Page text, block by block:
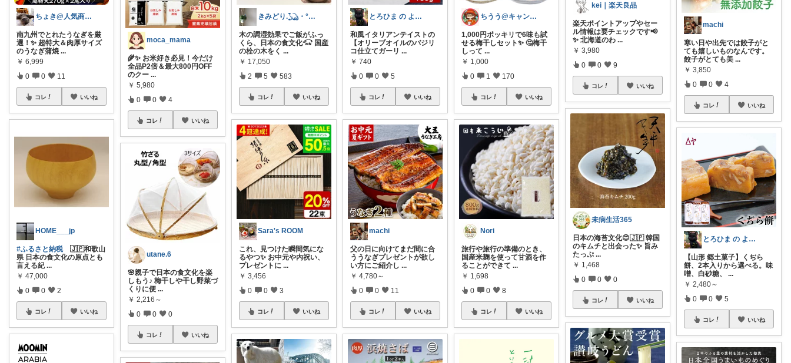
ちょき@人気商品紹介いつも購入ありがとう
南九州でとれたうなぎを厳
選！✨ 超特大＆肉厚サイズ
のうなぎ蒲焼 ...
￥ 6,999
0 0 11
コレ いいね
HOME___jp
#ふるさと納税🇯🇵和歌山
県 日本の食文化の原点とも
言える紀 ...
￥ 47,000
0 0 2
コレ いいね
moca_mama
🌾✨ お米好き必見！今だけ
全品P2倍＆最大800円OFF
のクー ...
￥ 5,980
0 0 4
コレ いいね
utane.6
🌸親子で日本の食文化を楽
しもう♪ 梅干しや干し野菜づ
くりに便 ...
￥ 2,216～
0 0 0
コレ いいね
きみどり.𓆏・°いつも感謝です
木の調湿効果でご飯がふっ
くら、日本の食文化𓃟 国産
の栓の木をく ...
￥ 17,050
2 5 583
コレ いいね
Sara's ROOM
これ、見つけた瞬間気にな
るやつ✨ お中元や内祝い、
プレゼントに ...
￥ 3,456
0 0 3
コレ いいね
とろひま の よろず屋～お得な商品たち～
和風イタリアンテイストの
【オリーブオイルのバジリ
コ仕立てガーリ ...
￥ 740
0 0 5
コレ いいね
machi
父の日に向けてまだ間に合
ううなぎプレゼントが欲し
い方にご紹介し ...
￥ 4,780～
0 0 11
コレ いいね
ちうう@キャンプとネコ様が好きです
1,000円ポッキリで6味も試
せる梅干しセット✨ 🤔梅干
しって ...
￥ 1,000
0 1 170
コレ いいね
Nori
旅行や旅行の準備のとき、
国産米麹を使って甘酒を作
ることができて ...
￥ 1,698
0 0 8
コレ いいね
kei｜楽天良品
楽天ポイントアップやセー
ル情報は要チェックです📢
✨ 北海道のわ ...
￥ 3,980
0 0 9
コレ いいね
未病生活365
日本の海苔文化😊🇯🇵 韓国
のキムチと出会った✨ 旨み
たっぷ ...
￥ 1,468
0 0 0
コレ いいね
machi
寒い日や出先では餃子がと
ても嬉しいものなんです。
餃子がとても美 ...
￥ 3,850
0 0 4
コレ いいね
とろひま の よろず屋～お得な商品たち～
【山形 郷土菓子】くぢら
餅、2本入りから選べる。味
噌、白砂糖、
...
￥ 2,480～
0 0 5
コレ いいね